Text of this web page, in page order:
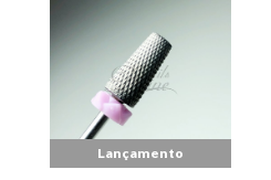
Lançamento